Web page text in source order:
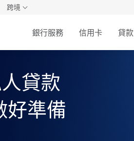
跨境
銀行服務 信用卡 貸款
貸款
好準備